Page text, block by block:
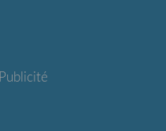
Publicité